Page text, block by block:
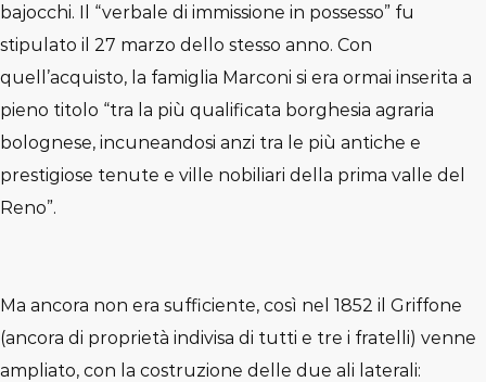
bajocchi. Il “verbale di immissione in possesso” fu
stipulato il 27 marzo dello stesso anno. Con
quell’acquisto, la famiglia Marconi si era ormai inserita a
pieno titolo “tra la più qualificata borghesia agraria
bolognese, incuneandosi anzi tra le più antiche e
prestigiose tenute e ville nobiliari della prima valle del
Reno”.
Ma ancora non era sufficiente, così nel 1852 il Griffone
(ancora di proprietà indivisa di tutti e tre i fratelli) venne
ampliato, con la costruzione delle due ali laterali: